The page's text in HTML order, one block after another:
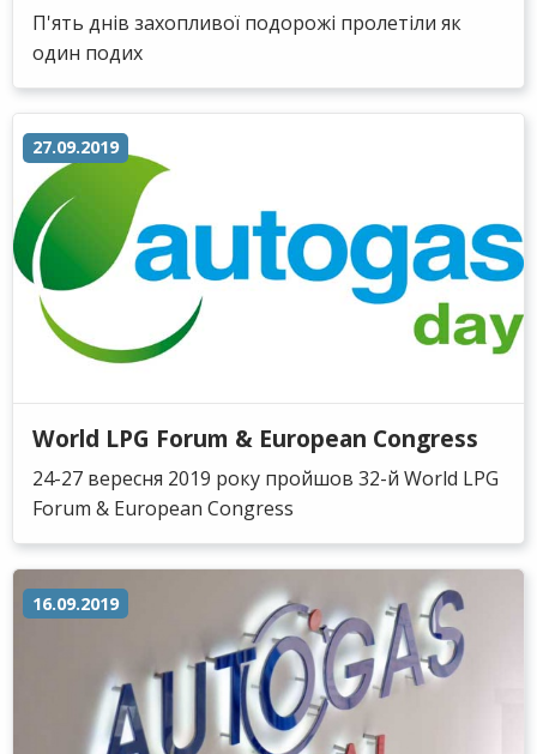
П'ять днів захопливої подорожі пролетіли як
один подих
27.09.2019
World LPG Forum & European Congress
24-27 вересня 2019 року пройшов 32-й World LPG
Forum & European Congress
16.09.2019